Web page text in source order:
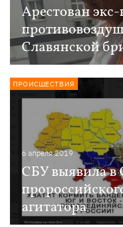
Арестован
Славянской
6 апреля 2019
СБУ выявила в
агитатора
ПРОИСШЕСТВИЯ